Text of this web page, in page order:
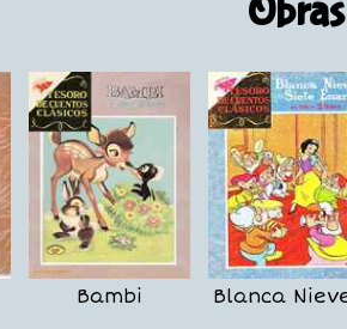
Bambi Blanca